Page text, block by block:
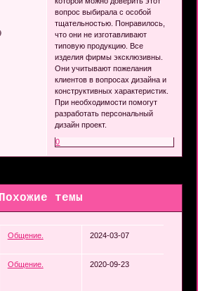
вопрос выбирала с особой
тщательностью. Понравилось,
что они не изготавливают
типовую продукцию. Все
изделия фирмы эксклюзивны.
Они учитывают пожелания
клиентов в вопросах дизайна и
конструктивных характеристик.
При необходимости помогут
разработать персональный
дизайн проект.
0
Похожие темы
Общение. 2024-03-07
Общение. 2020-09-23